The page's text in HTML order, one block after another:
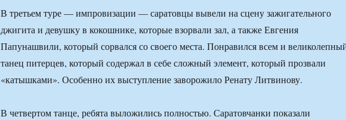
В третьем туре — импровизации — саратовцы вывели на сцену зажигательного
джигита и девушку в кокошнике, которые взорвали зал, а также Евгения
Папунашвили, который сорвался со своего места. Понравился всем и
танец питерцев, который содержал в себе сложный элемент, который прозвали
«катышками». Особенно их выступление заворожило Ренату Литвинову.
В четвертом танце, ребята выложились полностью. Саратовчанки показали